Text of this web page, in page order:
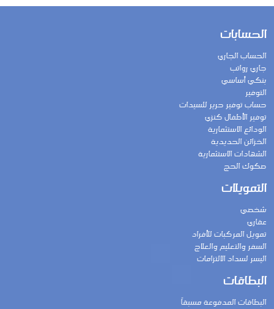
الحسابات
الحساب الجاري
جاري رواتب
بنكي أساسي
التوفير
حساب توفير حرير للسيدات
توفير الأطفال كنزي
الودائع الاستثمارية
الخزائن الحديدية
الشهادات الاستثمارية
صكوك الحج
التمويلات
شخصي
عقاري
تمويل المركبات للأفراد
السفر والتعليم والعلاج
اليسر لسداد الالتزامات
البطاقات
البطاقات المدفوعة مسبقاً